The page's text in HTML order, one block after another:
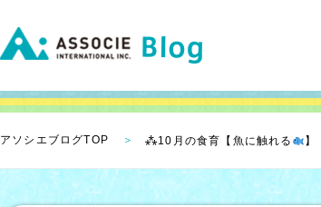
アソシエブログTOP ⁂10月の食育【魚に触れる 】